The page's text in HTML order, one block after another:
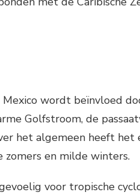
wordt beïnvloed
Golfstroom, de
het algemeen heeft het
en milde winters.
voor tropische